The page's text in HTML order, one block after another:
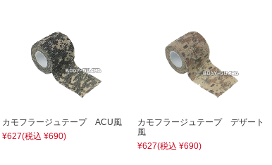
カモフラージュテープ ACU風
¥627(税込 ¥690)
カモフラージュテープ デザート
風
¥627(税込 ¥690)